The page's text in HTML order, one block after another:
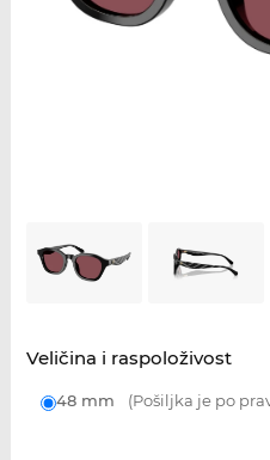
Veličina i raspoloživost
48 mm (Pošiljka je po